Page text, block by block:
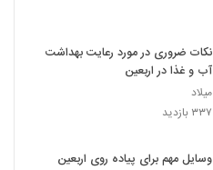
نکات ضروری در مورد رعایت بهداشت
آب‌ و غذا در اربعین
میلاد
۳۳۷ بازدید
وسایل مهم برای پیاده روی اربعین